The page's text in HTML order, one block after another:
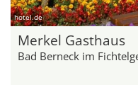
hotel.de
Merkel Gasthaus
Bad Berneck im